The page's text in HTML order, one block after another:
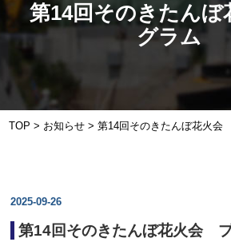
第14回そのきたん
グラム
TOP > お知らせ >第14回そのきたんぼ花火会
2025-09-26
第14回そのきたんぼ花火会